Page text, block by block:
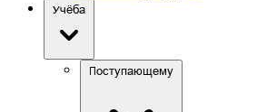
Учёба
Поступающему